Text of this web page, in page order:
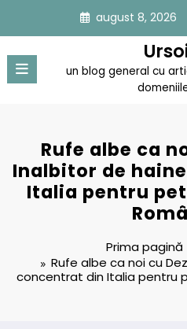
conținut
august 8, 2026
un blog general cu
Rufe albe ca
Inalbitor de
Italia pentru
Prima pagină
Rufe albe ca noi cu
concentrat din Italia pentru